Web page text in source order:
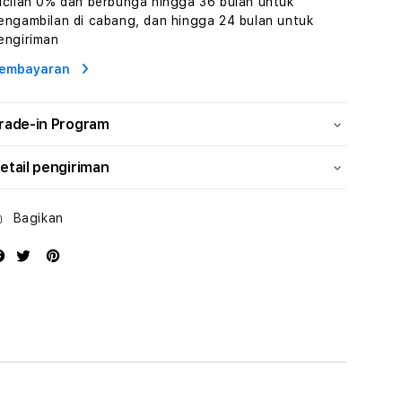
dan
Solusi
Energi
dan
Solusi
di cabang, dan hingga 24 bulan untuk
in Program
pengiriman
Bagikan